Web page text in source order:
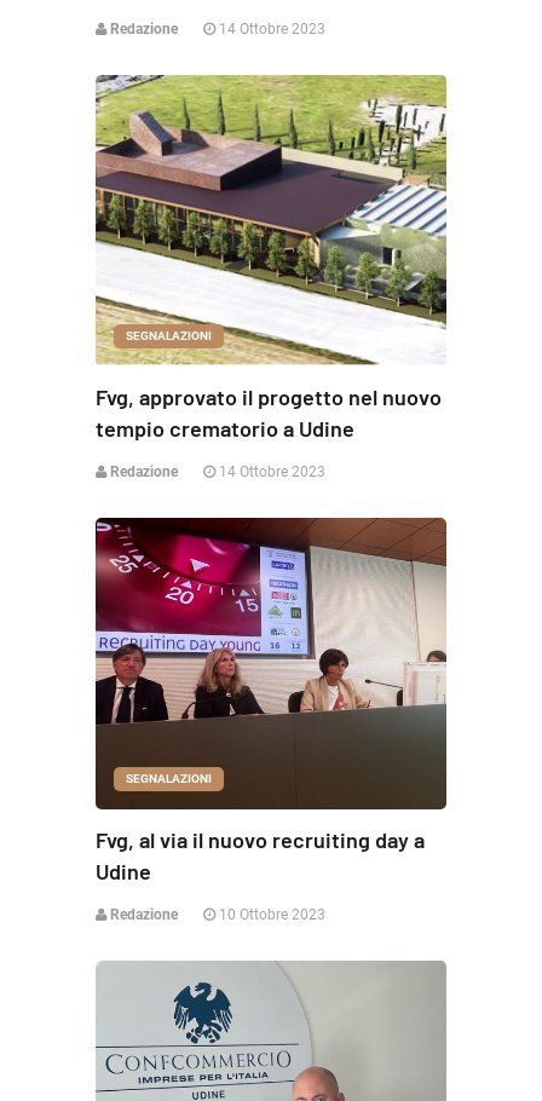
Redazione 14 Ottobre 2023
SEGNALAZIONI
Fvg, approvato il progetto nel nuovo
tempio crematorio a Udine
Redazione 14 Ottobre 2023
SEGNALAZIONI
Fvg, al via il nuovo recruiting day a
Udine
Redazione 10 Ottobre 2023